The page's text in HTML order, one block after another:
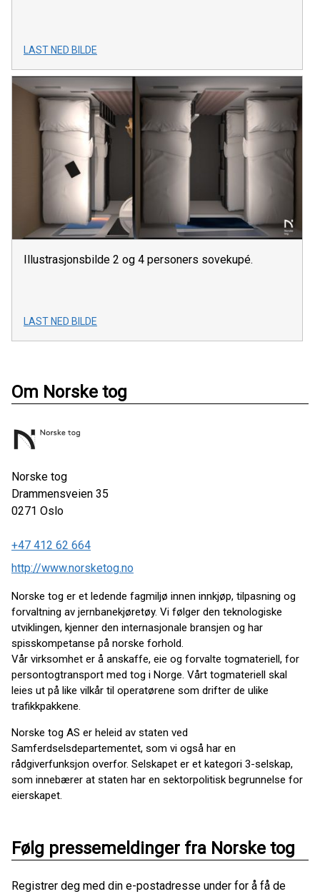
LAST NED BILDE
Illustrasjonsbilde 2 og 4 personers sovekupé.
LAST NED BILDE
Om Norske tog
Norske tog
Drammensveien 35
0271 Oslo
+47 412 62 664
http://www.norsketog.no
Norske tog er et ledende fagmiljø innen innkjøp, tilpasning og
forvaltning av jernbanekjøretøy. Vi følger den teknologiske
utviklingen, kjenner den internasjonale bransjen og har
spisskompetanse på norske forhold.
Vår virksomhet er å anskaffe, eie og forvalte togmateriell, for
persontogtransport med tog i Norge. Vårt togmateriell skal
leies ut på like vilkår til operatørene som drifter de ulike
trafikkpakkene.
Norske tog AS er heleid av staten ved
Samferdselsdepartementet, som vi også har en
rådgiverfunksjon overfor. Selskapet er et kategori 3-selskap,
som innebærer at staten har en sektorpolitisk begrunnelse for
eierskapet.
Følg pressemeldinger fra Norske tog
Registrer deg med din e-postadresse under for å få de